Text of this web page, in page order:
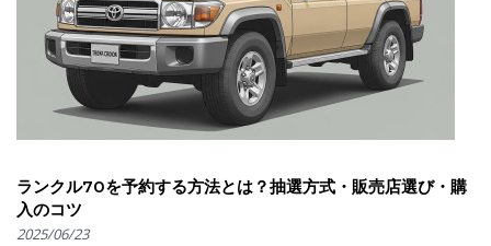
ランクル70を予約する方法とは？抽選方式・販売店選び・購
入のコツ
2025/06/23